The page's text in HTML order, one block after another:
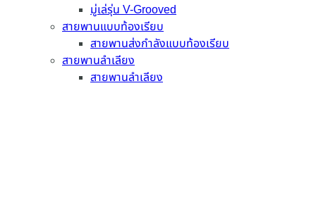
มู่เล่รุ่น V-Grooved
สายพานแบบท้องเรียบ
สายพานส่งกำลังแบบท้องเรียบ
สายพานลำเลียง
สายพานลำเลียง